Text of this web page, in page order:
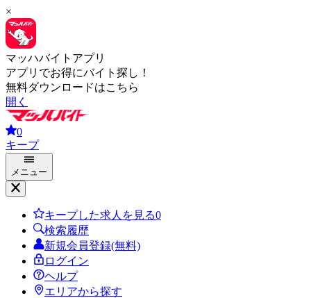
×
マッハバイトアプリ
アプリでお得にバイト探し！
無料ダウンロードはこちら
開く
0
キープ
メニュー
キープした求人を見る0
検索履歴
新規会員登録(無料)
ログイン
ヘルプ
エリアから探す